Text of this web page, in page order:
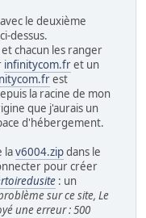
le deuxième
dessus.
chacun les ranger
infinitycom.fret un
est
la racine de mon
que j'aurais un
d'hébergement.
lav6004.zipdans le
pour créer
: un
sur ce site, Le
une erreur : 500